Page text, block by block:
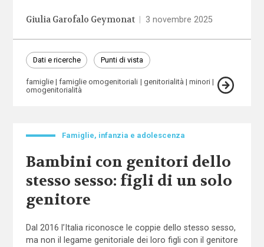
Giulia Garofalo Geymonat 3 novembre 2025
Dati e ricerche Punti di vista
famiglie famiglie omogenitoriali genitorialità
minori
omogenitorialità
Famiglie, infanzia e adolescenza
Bambini con genitori dello
stesso sesso: figli di un solo
genitore
Dal 2016 l’Italia riconosce le coppie dello stesso sesso,
ma non il legame genitoriale dei loro figli con il genitore